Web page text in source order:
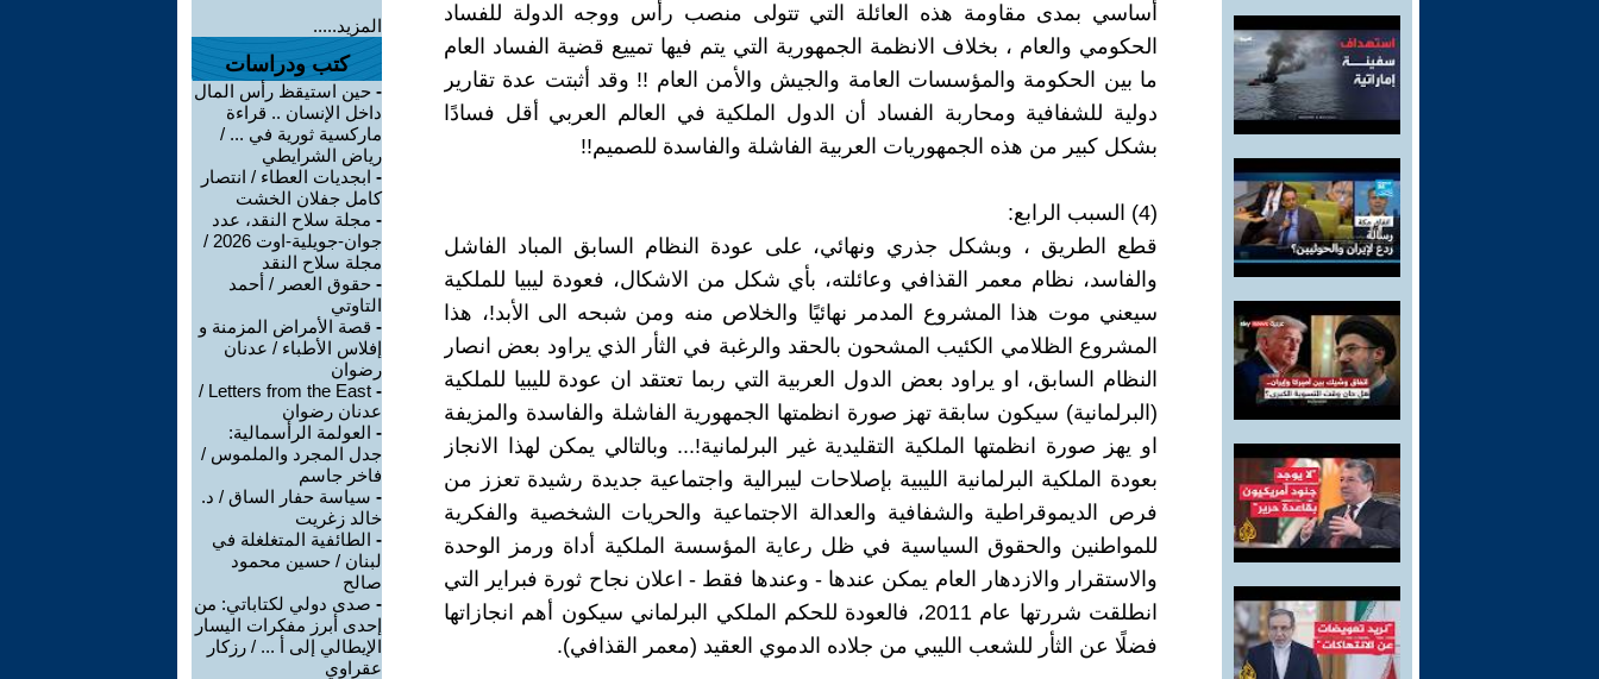
أساسي بمدى مقاومة هذه العائلة التي تتولى منصب رأس ووجه الدولة للفساد
الحكومي والعام ، بخلاف الانظمة الجمهورية التي يتم فيها تمييع قضية الفساد العام
ما بين الحكومة والمؤسسات العامة والجيش والأمن العام !! وقد أثبتت عدة تقارير
دولية للشفافية ومحاربة الفساد أن الدول الملكية في العالم العربي أقل فسادًا
بشكل كبير من هذه الجمهوريات العربية الفاشلة والفاسدة للصميم!!
(4) السبب الرابع:
قطع الطريق ، وبشكل جذري ونهائي، على عودة النظام السابق المباد الفاشل
والفاسد، نظام معمر القذافي وعائلته، بأي شكل من الاشكال، فعودة ليبيا للملكية
سيعني موت هذا المشروع المدمر نهائيًا والخلاص منه ومن شبحه الى الأبد!، هذا
المشروع الظلامي الكئيب المشحون بالحقد والرغبة في الثأر الذي يراود بعض انصار
النظام السابق، او يراود بعض الدول العربية التي ربما تعتقد ان عودة لليبيا للملكية
(البرلمانية) سيكون سابقة تهز صورة انظمتها الجمهورية الفاشلة والفاسدة والمزيفة
او يهز صورة انظمتها الملكية التقليدية غير البرلمانية!... وبالتالي يمكن لهذا الانجاز
بعودة الملكية البرلمانية الليبية بإصلاحات ليبرالية واجتماعية جديدة رشيدة تعزز من
فرص الديموقراطية والشفافية والعدالة الاجتماعية والحريات الشخصية والفكرية
للمواطنين والحقوق السياسية في ظل رعاية المؤسسة الملكية أداة ورمز الوحدة
والاستقرار والازدهار العام يمكن عندها - وعندها فقط - اعلان نجاح ثورة فبراير التي
انطلقت شررتها عام 2011، فالعودة للحكم الملكي البرلماني سيكون أهم انجازاتها
فضلًا عن الثأر للشعب الليبي من جلاده الدموي العقيد (معمر القذافي).
المزيد.....
كتب ودراسات
- حين استيقظ رأس المال
داخل الإنسان .. قراءة
ماركسية ثورية في ... /
رياض الشرايطي
- ابجديات العطاء / انتصار
كامل جفلان الخشت
- مجلة سلاح النقد، عدد
جوان-جويلية-اوت 2026 /
مجلة سلاح النقد
- حقوق العصر / أحمد
التاوتي
- قصة الأمراض المزمنة و
إفلاس الأطباء / عدنان
رضوان
-
Letters from the East /
عدنان رضوان
- العولمة الرأسمالية:
جدل المجرد والملموس /
فاخر جاسم
- سياسة حفار الساق / د.
خالد زغريت
- الطائفية المتغلغلة في
لبنان / حسين محمود
صالح
- صدى دولي لكتاباتي: من
إحدى أبرز مفكرات اليسار
الإيطالي إلى أ ... / رزكار
عقراوي